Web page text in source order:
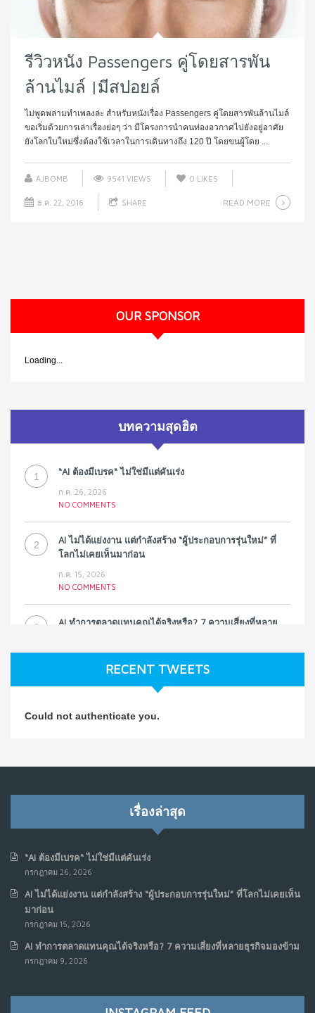
รีวิวหนัง Passengers คู่โดยสารพัน
ล้านไมล์ |มีสปอยล์
ไม่พูดพล่ามทำเพลงล่ะ สำหรับหนังเรื่อง Passengers คู่โดยสารพันล้านไมล์
ขอเริ่มด้วยการเล่าเรื่องย่อๆ ว่า มีโครงการนำคนท่องอวกาศไปยังอยู่อาศัย
ยังโลกใบใหม่ซึ่งต้องใช้เวลาในการเดินทางถึง 120 ปี โดยขนผู้โดย ...
AJBOMB 9541 VIEWS 0 LIKES
ธ.ค. 22, 2016 SHARE READ MORE
OUR SPONSOR
Loading...
บทความสุดฮิต
1 “AI ต้องมีเบรค“ ไม่ใช่มีแต่คันเร่ง
ก.ค. 26, 2026
NO COMMENTS
2
AI ไม่ได้แย่งงาน แต่กำลังสร้าง “ผู้ประกอบการรุ่นใหม่” ที่
โลกไม่เคยเห็นมาก่อน
ก.ค. 15, 2026
NO COMMENTS
3
AI ทำการตลาดแทนคุณได้จริงหรือ? 7 ความเสี่ยงที่หลาย
NO COMMENTS
Koe ในแบบอาจารย์บอม
รัฐอาจเป็นจุดเริ่มต้นของ “ขบวนการประท้วงดิจิทัล” ครั้งใหม่
6
7
เมื่อรัฐบาลเริ่มคิดแบบแพลตฟอร์ม : AI กำลังเปลี่ยนรัฐ
ราชการไปตลอดกาล
NO COMMENTS
RECENT TWEETS
Could not authenticate you.
เรื่องล่าสุด
“AI ต้องมีเบรค“ ไม่ใช่มีแต่คันเร่ง
กรกฎาคม 26, 2026
AI ไม่ได้แย่งงาน แต่กำลังสร้าง “ผู้ประกอบการรุ่นใหม่” ที่โลกไม่เคยเห็น
มาก่อน
กรกฎาคม 15, 2026
AI ทำการตลาดแทนคุณได้จริงหรือ? 7 ความเสี่ยงที่หลายธุรกิจมองข้าม
กรกฎาคม 9, 2026